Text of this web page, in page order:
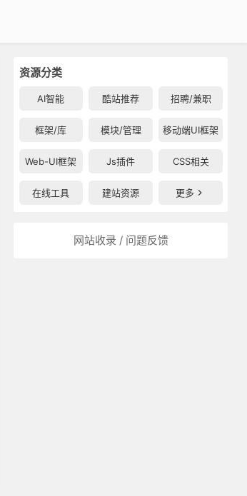
资源分类
AI智能 酷站推荐 招聘/兼职
框架/库 模块/管理 移动端UI框架
Web-UI框架 Js插件 CSS相关
在线工具 建站资源 更多
网站收录 / 问题反馈